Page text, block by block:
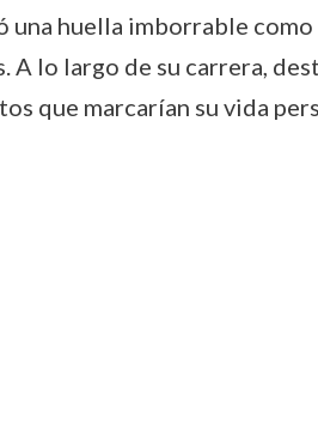
una huella imborrable
A lo largo de su carrera,
que marcarían su vida